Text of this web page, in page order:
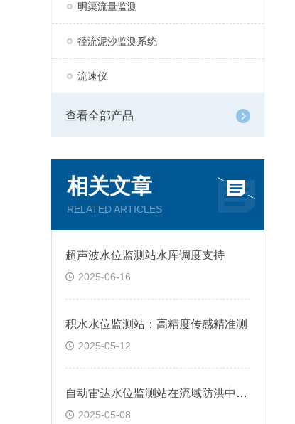
明渠流量监测
径流泥沙监测系统
流速仪
查看全部产品
相关文章
RELATED ARTICLES
超声波水位监测站水库调度支持
2025-06-16
积水水位监测站：高精度传感精准测
2025-05-12
自动雷达水位监测站在流域防洪中的应用研究
2025-05-08